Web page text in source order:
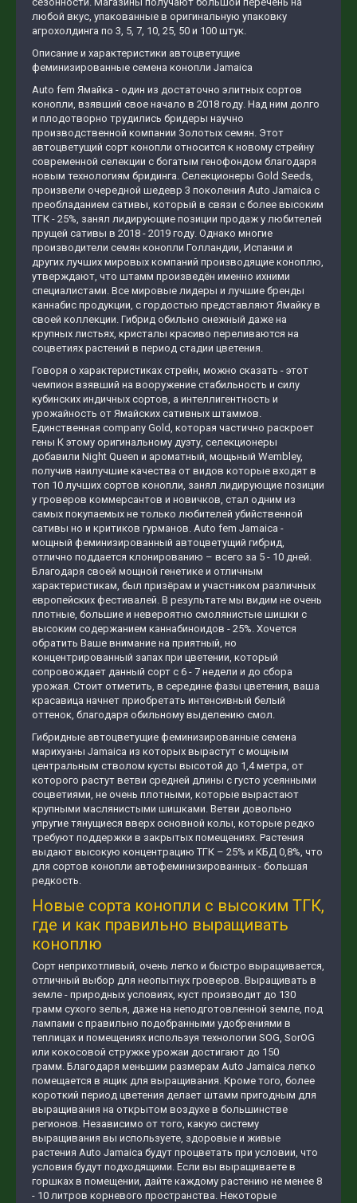
любой вкус, упакованные в оригинальную упаковку
агрохолдинга по 3, 5, 7, 10, 25, 50 и 100 штук.
Описание и характеристики автоцветущие
феминизированные семена конопли Jamaica
Auto fem Ямайка - один из достаточно элитных сортов
конопли, взявший свое начало в 2018 году. Над ним долго
и плодотворно трудились бридеры научно
производственной компании Золотых семян. Этот
автоцветущий сорт конопли относится к новому стрейну
современной селекции с богатым генофондом благодаря
новым технологиям бридинга. Селекционеры Gold Seeds,
произвели очередной шедевр 3 поколения Auto Jamaica с
преобладанием сативы, который в связи с более высоким
ТГК - 25%, занял лидирующие позиции продаж у любителей
прущей сативы в 2018 - 2019 году. Однако многие
производители семян конопли Голландии, Испании и
других лучших мировых компаний производящие коноплю,
утверждают, что штамм произведён именно ихними
специалистами. Все мировые лидеры и лучшие бренды
каннабис продукции, с гордостью представляют Ямайку в
своей коллекции. Гибрид обильно снежный даже на
крупных листьях, кристалы красиво переливаются на
соцветиях растений в период стадии цветения.
Говоря о характеристиках стрейн, можно сказать - этот
чемпион взявший на вооружение стабильность и силу
кубинских индичных сортов, а интеллигентность и
урожайность от Ямайских сативных штаммов.
Единственная company Gold, которая частично раскроет
гены К этому оригинальному дуэту, селекционеры
добавили Night Queen и ароматный, мощьный Wembley,
получив наилучшие качества от видов которые входят в
топ 10 лучших сортов конопли, занял лидирующие позиции
у гроверов коммерсантов и новичков, стал одним из
самых покупаемых не только любителей убийственной
сативы но и критиков гурманов. Auto fem Jamaica -
мощный феминизированный автоцветущий гибрид,
отлично поддается клонированию – всего за 5 - 10 дней.
Благодаря своей мощной генетике и отличным
характеристикам, был призёрам и участником различных
европейских фестивалей. В результате мы видим не очень
плотные, большие и невероятно смолянистые шишки с
высоким содержанием каннабиноидов - 25%. Хочется
обратить Ваше внимание на приятный, но
концентрированный запах при цветении, который
сопровождает данный сорт с 6 - 7 недели и до сбора
урожая. Стоит отметить, в середине фазы цветения, ваша
красавица начнет приобретать интенсивный белый
оттенок, благодаря обильному выделению смол.
Гибридные автоцветущие феминизированные семена
марихуаны Jamaica из которых вырастут с мощным
центральным стволом кусты высотой до 1,4 метра, от
которого растут ветви средней длины с густо усеянными
соцветиями, не очень плотными, которые вырастают
крупными маслянистыми шишками. Ветви довольно
упругие тянущиеся вверх основной колы, которые редко
требуют поддержки в закрытых помещениях. Растения
выдают высокую концентрацию ТГК – 25% и КБД 0,8%, что
для сортов конопли автофеминизированных - большая
редкость.
Новые сорта конопли с высоким ТГК,
где и как правильно выращивать
коноплю
Сорт неприхотливый, очень легко и быстро выращивается,
отличный выбор для неопытнух гроверов. Выращивать в
земле - природных условиях, куст производит до 130
грамм сухого зелья, даже на неподготовленной земле, под
лампами с правильно подобранными удобрениями в
теплицах и помещениях используя технологии SOG, SorOG
или кокосовой стружке урожаи достигают до 150
грамм. Благодаря меньшим размерам Auto Jamaica легко
помещается в ящик для выращивания. Кроме того, более
короткий период цветения делает штамм пригодным для
выращивания на открытом воздухе в большинстве
регионов. Независимо от того, какую систему
выращивания вы используете, здоровые и живые
растения Auto Jamaica будут процветать при условии, что
условия будут подходящими. Если вы выращиваете в
горшках в помещении, дайте каждому растению не менее 8
- 10 литров корневого пространства. Некоторые